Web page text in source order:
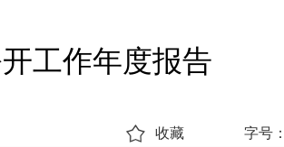
工作年度报告
字号：
收藏